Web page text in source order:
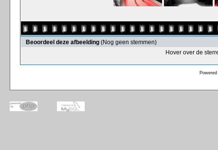
Beoordeel deze afbeelding (Nog geen stemmen)
Hover over de